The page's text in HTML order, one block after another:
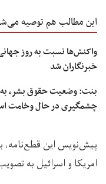
این مطالب هم توصیه
واکنش‌ها نسبت به روز
خبرنگاران شد
بنت: وضعیت حقوق بشر،
چشمگیری در حال وخامت
امریکا و اسرائیل به